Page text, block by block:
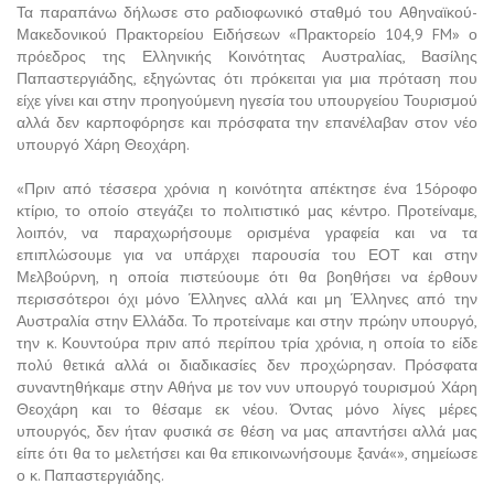
Τα παραπάνω δήλωσε στο ραδιοφωνικό σταθμό του Αθηναϊκού-
Μακεδονικού Πρακτορείου Ειδήσεων «Πρακτορείο 104,9 FM» ο
πρόεδρος της Ελληνικής Κοινότητας Αυστραλίας, Βασίλης
Παπαστεργιάδης, εξηγώντας ότι πρόκειται για μια πρόταση που
είχε γίνει και στην προηγούμενη ηγεσία του υπουργείου Τουρισμού
αλλά δεν καρποφόρησε και πρόσφατα την επανέλαβαν στον νέο
υπουργό Χάρη Θεοχάρη.
«Πριν από τέσσερα χρόνια η κοινότητα απέκτησε ένα 15όροφο
κτίριο, το οποίο στεγάζει το πολιτιστικό μας κέντρο. Προτείναμε,
λοιπόν, να παραχωρήσουμε ορισμένα γραφεία και να τα
επιπλώσουμε για να υπάρχει παρουσία του ΕΟΤ και στην
Μελβούρνη, η οποία πιστεύουμε ότι θα βοηθήσει να έρθουν
περισσότεροι όχι μόνο Έλληνες αλλά και μη Έλληνες από την
Αυστραλία στην Ελλάδα. Το προτείναμε και στην πρώην υπουργό,
την κ. Κουντούρα πριν από περίπου τρία χρόνια, η οποία το είδε
πολύ θετικά αλλά οι διαδικασίες δεν προχώρησαν. Πρόσφατα
συναντηθήκαμε στην Αθήνα με τον νυν υπουργό τουρισμού Χάρη
Θεοχάρη και το θέσαμε εκ νέου. Όντας μόνο λίγες μέρες
υπουργός, δεν ήταν φυσικά σε θέση να μας απαντήσει αλλά μας
είπε ότι θα το μελετήσει και θα επικοινωνήσουμε ξανά«», σημείωσε
ο κ. Παπαστεργιάδης.